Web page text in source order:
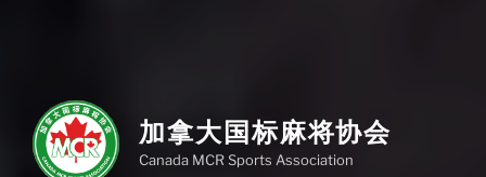
加拿大国标麻将协会
Canada MCR Sports Association